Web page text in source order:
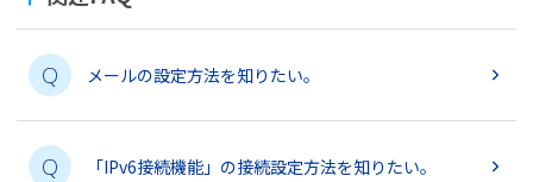
Q メールの設定方法を知りたい。
Q 「IPv6接続機能」の接続設定方法を知りたい。